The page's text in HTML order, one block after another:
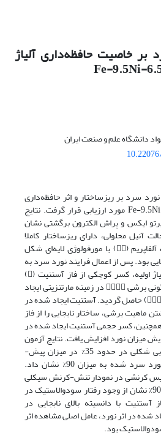
بر خاصیت حافظه‌داری آلیاژ
دانشگاه علم و صنعت ایران
نورد سرد بر ریزساختار و اثر حافظه‌داری
شکلی آلیاژ Fe-9.5Ni-6.5Mn (wt%) مورد ارزیابی قرار گرفت. نتایج
ایکس و پراش الکترون برگشتی نشان
آنیل محلولی، دارای ریزساختار کاملا
مارتنزیتی از نوع مارتنزیت آلفاپریم () با مورفولوژی لایه‌ای شکل
بود. پس از اعمال فرایند نورد سرد به
میزان 60 و 90% بر روی آلیاژ اولیه، کسر کوچکی از فاز آستنیت ()
ریزدانه در اثر رخداد دگرگونی برشی  در زمینه مارتنزیتی ایجاد
شده و یک فولاد دوفازی () حاصل گردید. آستنیت ایجاد شده در
ماهیت برشی، ساختار نابجایی را از فاز
همچنین، کسر حجمی آستنیت ایجاد شده در
میزان نورد افزایش یافت. نتایج آزمون
کشش مقدار بیشینه بازیابی شکلی در حدود 35% در میزان پیش-
کرنش 1% را برای نمونه نورد سرد شده به میزان 90% نشان داد.
کرنشی در نمودار تنش-کرنش سیکلی
نمونه نورد شده به میزان 90% نشان از وجود رفتار سودوالاستیک در
با دانسیته بالای نابجایی در
شده در اثر نورد، عامل اصلی مشاهده اثر
بود.